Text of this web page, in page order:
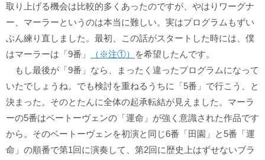
取り上げる機会は比較的多くあったのですが、やはりワーグナ
ー、マーラーというのは本当に難しい。実はプログラムもずい
ぶん練り直しました。最初、この話がスタートした時には、僕
はマーラーは「9番」
（※注①）
を希望したんです。
もし最後が「9番」なら、まったく違ったプログラムになって
いたでしょうね。でも検討を重ねるうちに「5番」で行こう、と
決まった。そのとたんに全体の起承転結が見えました。マーラ
ーの5番はベートーヴェンの「運命」が強く意識された作品です
から。そのベートーヴェンを初演と同じ6番「田園」と5番「運
命」の順番で第1回に演奏して、第2回に歴史上はずせないブラ